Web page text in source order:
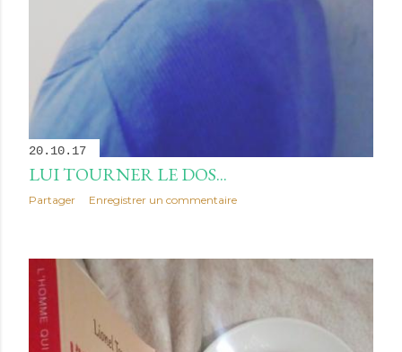
20.10.17
LUI TOURNER LE DOS...
Partager Enregistrer un commentaire